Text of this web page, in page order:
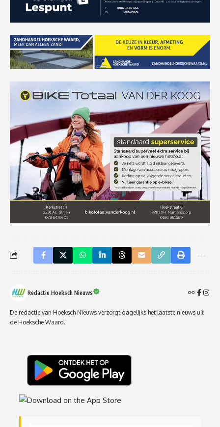
Redactie Hoeksch Nieuws
De redactie van Hoeksch Nieuws verzorgt dagelijks het laatste nieuws uit
de Hoeksche Waard.